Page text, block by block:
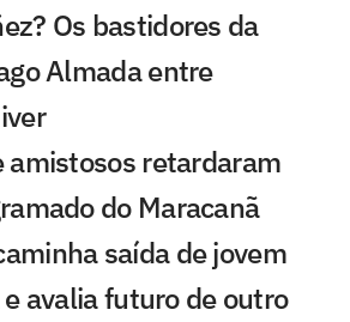
Os bastidores da
Almada entre
amistosos retardaram
do Maracanã
saída de jovem
avalia futuro de outro